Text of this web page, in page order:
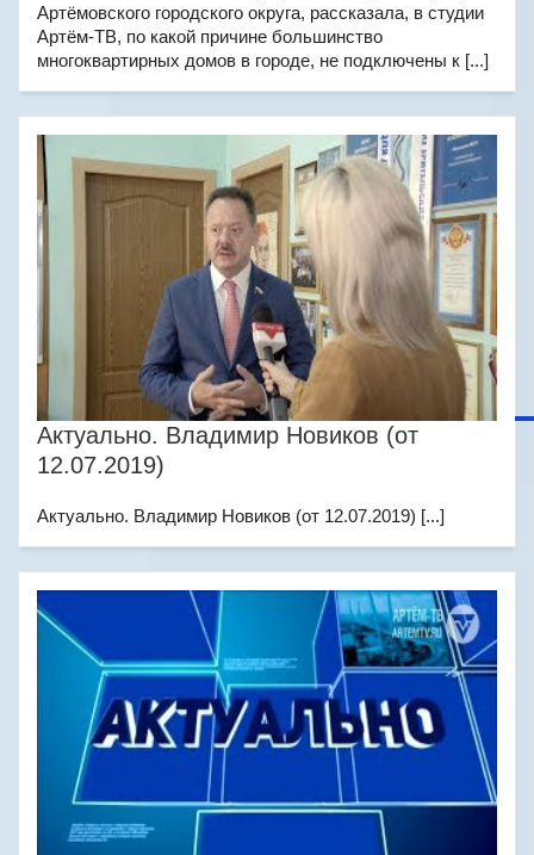
Артёмовского городского округа, рассказала, в студии
Артём-ТВ, по какой причине большинство
многоквартирных домов в городе, не подключены к [...]
Актуально. Владимир Новиков (от
12.07.2019)
Актуально. Владимир Новиков (от 12.07.2019) [...]